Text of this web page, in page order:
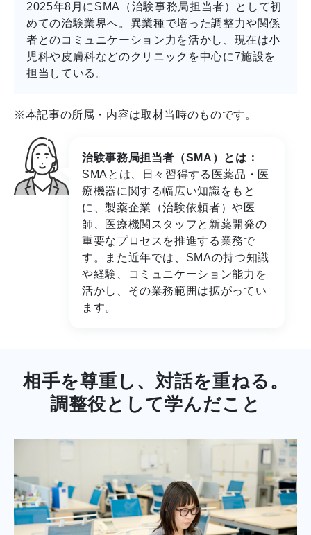
2025年8月にSMA（治験事務局担当者）として初
めての治験業界へ。異業種で培った調整力や関係
者とのコミュニケーション力を活かし、現在は小
児科や皮膚科などのクリニックを中心に7施設を
担当している。
※本記事の所属・内容は取材当時のものです。
治験事務局担当者（SMA）とは：
SMAとは、日々習得する医薬品・医
療機器に関する幅広い知識をもと
に、製薬企業（治験依頼者）や医
師、医療機関スタッフと新薬開発の
重要なプロセスを推進する業務で
す。また近年では、SMAの持つ知識
や経験、コミュニケーション能力を
活かし、その業務範囲は拡がってい
ます。
相手を尊重し、対話を重ねる。
調整役として学んだこと